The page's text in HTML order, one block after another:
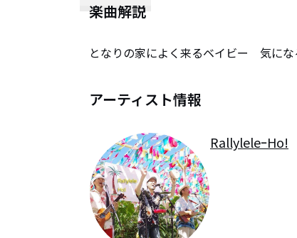
楽曲解説
となりの家によく来るベイビー　気に
アーティスト情報
RallyleleｰHo!